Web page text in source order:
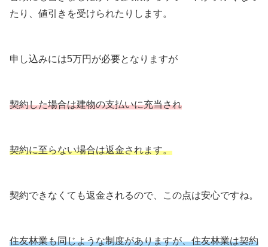
たり、値引きを受けられたりします。
申し込みには5万円が必要となりますが
契約した場合は建物の支払いに充当され
契約に至らない場合は返金されます。
契約できなくても返金されるので、この点は安心ですね。
住友林業も同じような制度がありますが、住友林業は契約